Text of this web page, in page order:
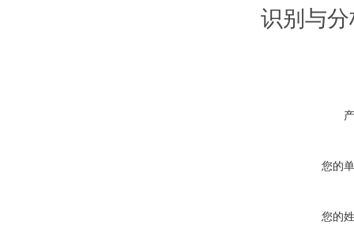
识别与
您的
您的